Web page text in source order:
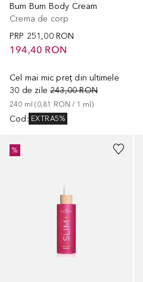
Bum Bum Body Cream
Crema de corp
PRP 251,00 RON
194,40 RON
Cel mai mic preț din ultimele
30 de zile 243,00 RON
240 ml (0,81 RON / 1 ml)
Cod : EXTRA5%
%